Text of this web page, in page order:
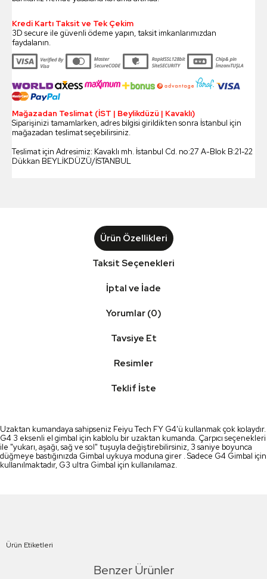
Kredi Kartı Taksit ve Tek Çekim
3D secure ile güvenli ödeme yapın, taksit imkanlarımızdan
faydalanın.
Mağazadan Teslimat (İST | Beylikdüzü | Kavaklı)
Siparişinizi tamamlarken, adres bilgisi girildikten sonra İstanbul için
mağazadan teslimat seçebilirsiniz.
Teslimat için Adresimiz: Kavaklı mh. İstanbul Cd. no:27 A-Blok B:21-22
Dükkan BEYLİKDÜZÜ/İSTANBUL
Ürün Özellikleri
Taksit Seçenekleri
İptal ve İade
Yorumlar (0)
Tavsiye Et
Resimler
Teklif İste
Uzaktan kumandaya sahipseniz Feiyu Tech FY G4'ü kullanmak çok kolaydır.
G4 3 eksenli el gimbal için kablolu bir uzaktan kumanda. Çarpıcı seçenekleri
ile "yukarı, aşağı, sağ ve sol" tuşuyla değiştirebilirsiniz, 3 saniye boyunca
düğmeye bastığınızda Gimbal uykuya moduna girer . Sadece G4 Gimbal için
kullanılmaktadır, G3 ultra Gimbal için kullanılamaz.
Ürün Etiketleri
Benzer Ürünler